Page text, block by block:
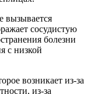
вызывается
сосудистую
болезни
с низкой
возникает из-за
из-за